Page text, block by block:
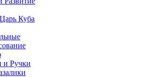
Куба
и Ручки